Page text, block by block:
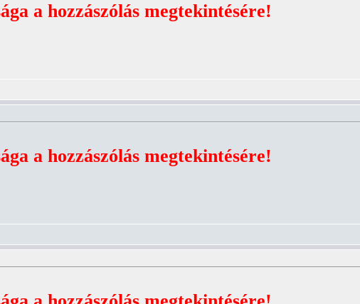
a hozzászólás megtekintésére!
a hozzászólás megtekintésére!